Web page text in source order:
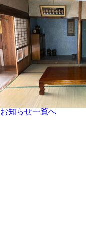
お知らせ一覧へ